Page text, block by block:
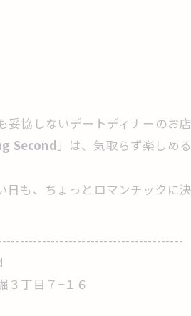
妥協しないデートディナーのお
Second 」は、気取らず楽しめ
日も、ちょっとロマンチックに
３丁目７−１６